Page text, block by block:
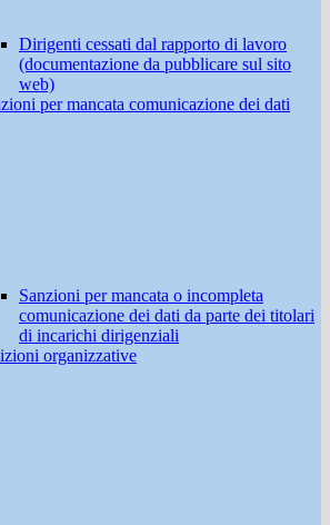
Dirigenti cessati dal rapporto di lavoro
(documentazione da pubblicare sul sito
web)
per mancata comunicazione dei dati
Sanzioni per mancata o incompleta
comunicazione dei dati da parte dei titolari
di incarichi dirigenziali
organizzative